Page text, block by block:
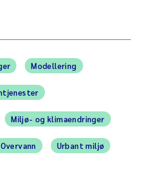
Modellering
Miljø- og klimaendringer
Overvann Urbant miljø